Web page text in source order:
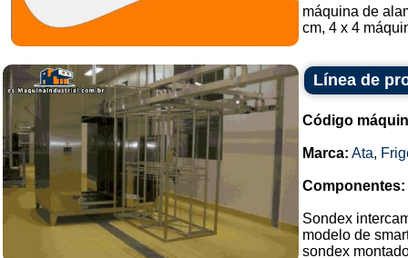
máquina de
cm, 4 x 4
Línea de
Código
Marca: Ata,
Componentes:
Sondex
modelo de
sondex